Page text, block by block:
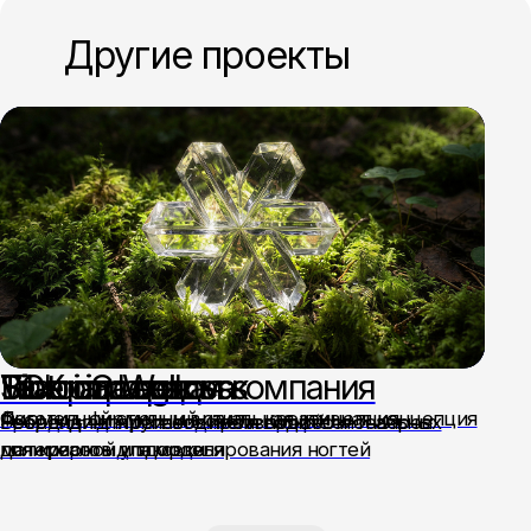
Другие проекты